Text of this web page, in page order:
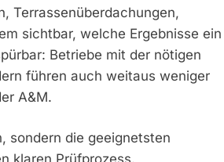
Terrassenüberdachungen,
sichtbar, welche Ergebnisse ein
Betriebe mit der nötigen
führen auch weitaus weniger
A&M.
sondern die geeignetsten
klaren Prüfprozess.